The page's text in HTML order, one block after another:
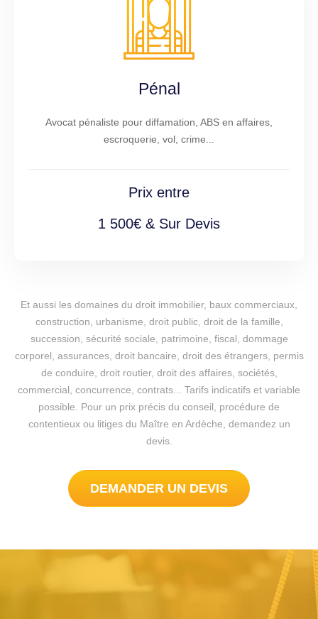
Pénal
Avocat pénaliste pour diffamation, ABS en affaires,
escroquerie, vol, crime...
Prix entre
1 500€ & Sur Devis
Et aussi les domaines du droit immobilier, baux commerciaux,
construction, urbanisme, droit public, droit de la famille,
succession, sécurité sociale, patrimoine, fiscal, dommage
corporel, assurances, droit bancaire, droit des étrangers, permis
de conduire, droit routier, droit des affaires, sociétés,
commercial, concurrence, contrats... Tarifs indicatifs et variable
possible. Pour un prix précis du conseil, procédure de
contentieux ou litiges du Maître en Ardèche, demandez un
devis.
DEMANDER UN DEVIS